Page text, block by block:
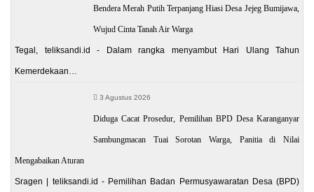
Bendera Merah Putih Terpanjang Hiasi Desa Jejeg Bumijawa,
Wujud Cinta Tanah Air Warga
Tegal, teliksandi.id - Dalam rangka menyambut Hari Ulang Tahun
Kemerdekaan…
3 Agustus 2026
Diduga Cacat Prosedur, Pemilihan BPD Desa Karanganyar
Sambungmacan Tuai Sorotan Warga, Panitia di Nilai
Mengabaikan Aturan
Sragen | teliksandi.id - Pemilihan Badan Permusyawaratan Desa (BPD)